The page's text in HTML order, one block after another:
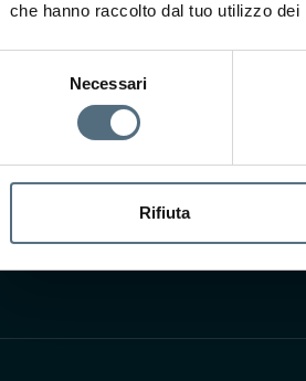
che hanno raccolto dal tuo utilizzo dei
Necessari
Rifiuta